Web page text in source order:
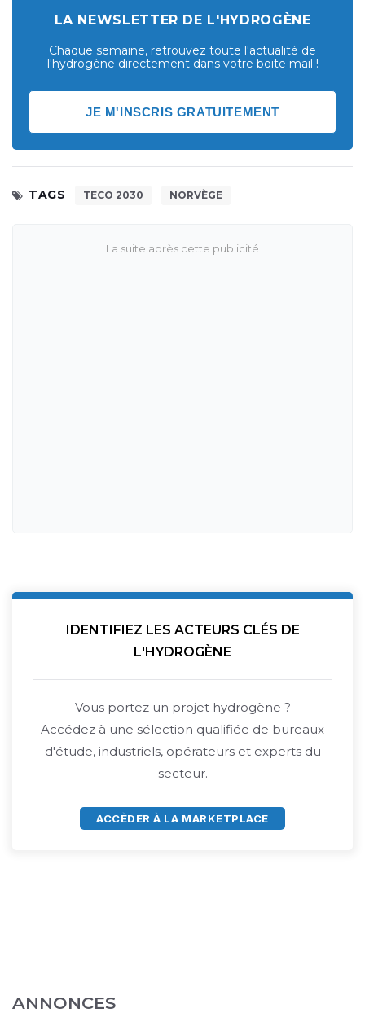
LA NEWSLETTER DE L'HYDROGÈNE
Chaque semaine, retrouvez toute l'actualité de
l'hydrogène directement dans votre boite mail !
JE M'INSCRIS GRATUITEMENT
TAGS TECO 2030 NORVÈGE
IDENTIFIEZ LES ACTEURS CLÉS DE
L'HYDROGÈNE
Vous portez un projet hydrogène ?
Accédez à une sélection qualifiée de bureaux
d'étude, industriels, opérateurs et experts du
secteur.
ACCÈDER À LA MARKETPLACE
ANNONCES